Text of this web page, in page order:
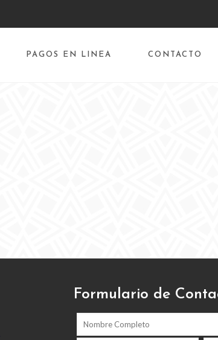
PAGOS EN LINEA CONTACTO
Formulario de